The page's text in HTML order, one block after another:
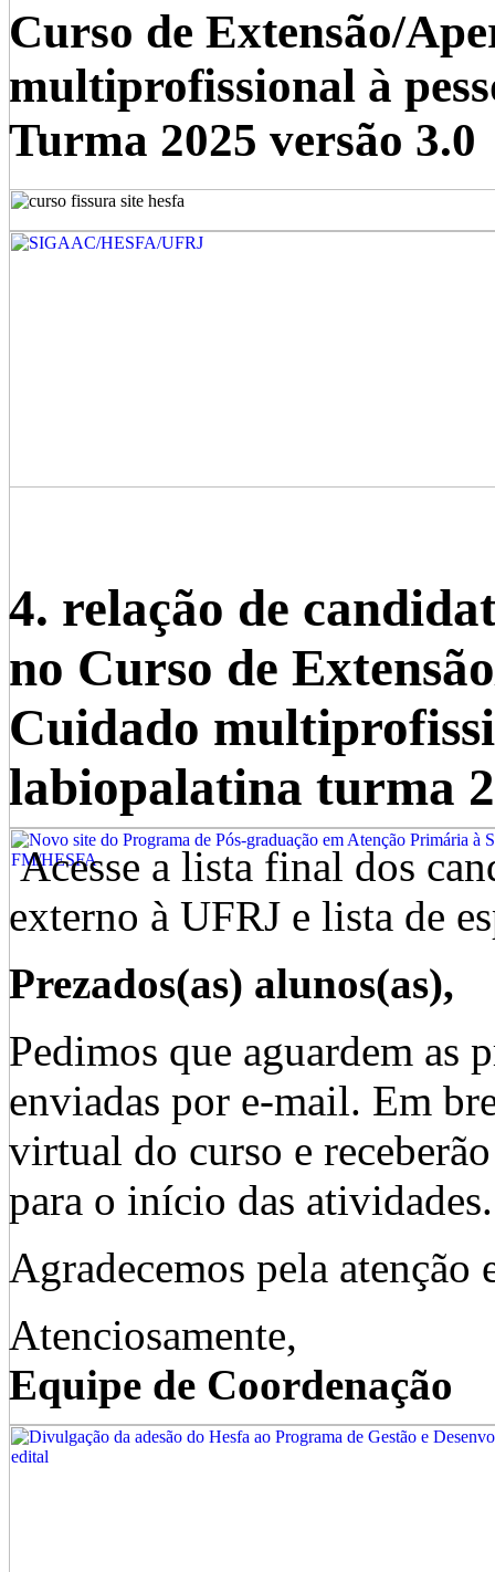
Curso de Extensão/
multiprofissional à
Turma 2025 versão 3.0
4. relação de
no Curso de
Cuidado
labiopalatina turma
Acesse a lista final dos
externo à UFRJ e lista de
Prezados(as) alunos(as),
Pedimos que aguardem as
enviadas por e-mail. Em
virtual do curso e
para o início das atividades.
Agradecemos pela atenção
Atenciosamente,
Equipe de Coordenação